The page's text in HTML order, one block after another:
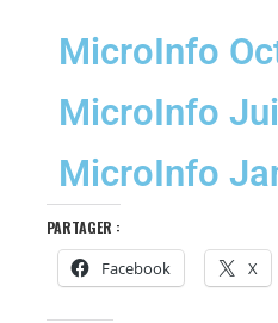
MicroInfo
MicroInfo
MicroInfo
PARTAGER :
Facebook X